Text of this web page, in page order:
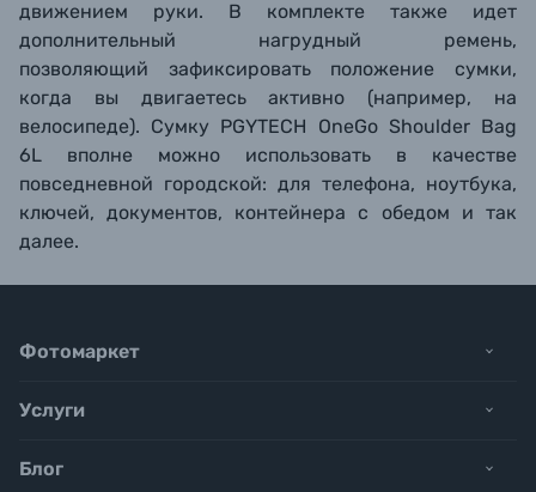
движением руки. В комплекте также идет
дополнительный нагрудный ремень,
позволяющий зафиксировать положение сумки,
когда вы двигаетесь активно (например, на
велосипеде). Сумку PGYTECH OneGo Shoulder Bag
6L вполне можно использовать в качестве
повседневной городской: для телефона, ноутбука,
ключей, документов, контейнера с обедом и так
далее.
Фотомаркет
Услуги
Блог